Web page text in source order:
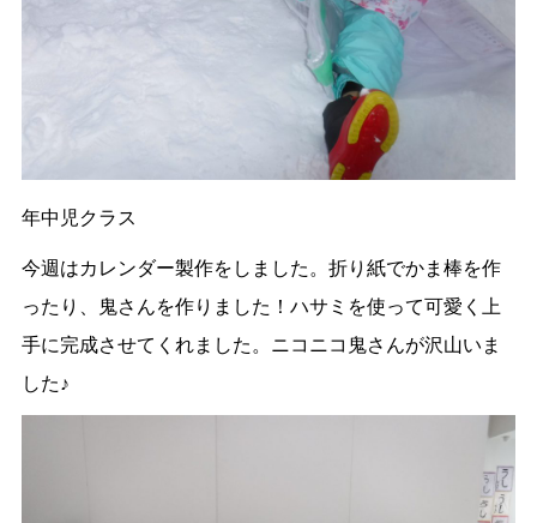
年中児クラス
今週はカレンダー製作をしました。折り紙でかま棒を作
ったり、鬼さんを作りました！ハサミを使って可愛く上
手に完成させてくれました。ニコニコ鬼さんが沢山いま
した♪